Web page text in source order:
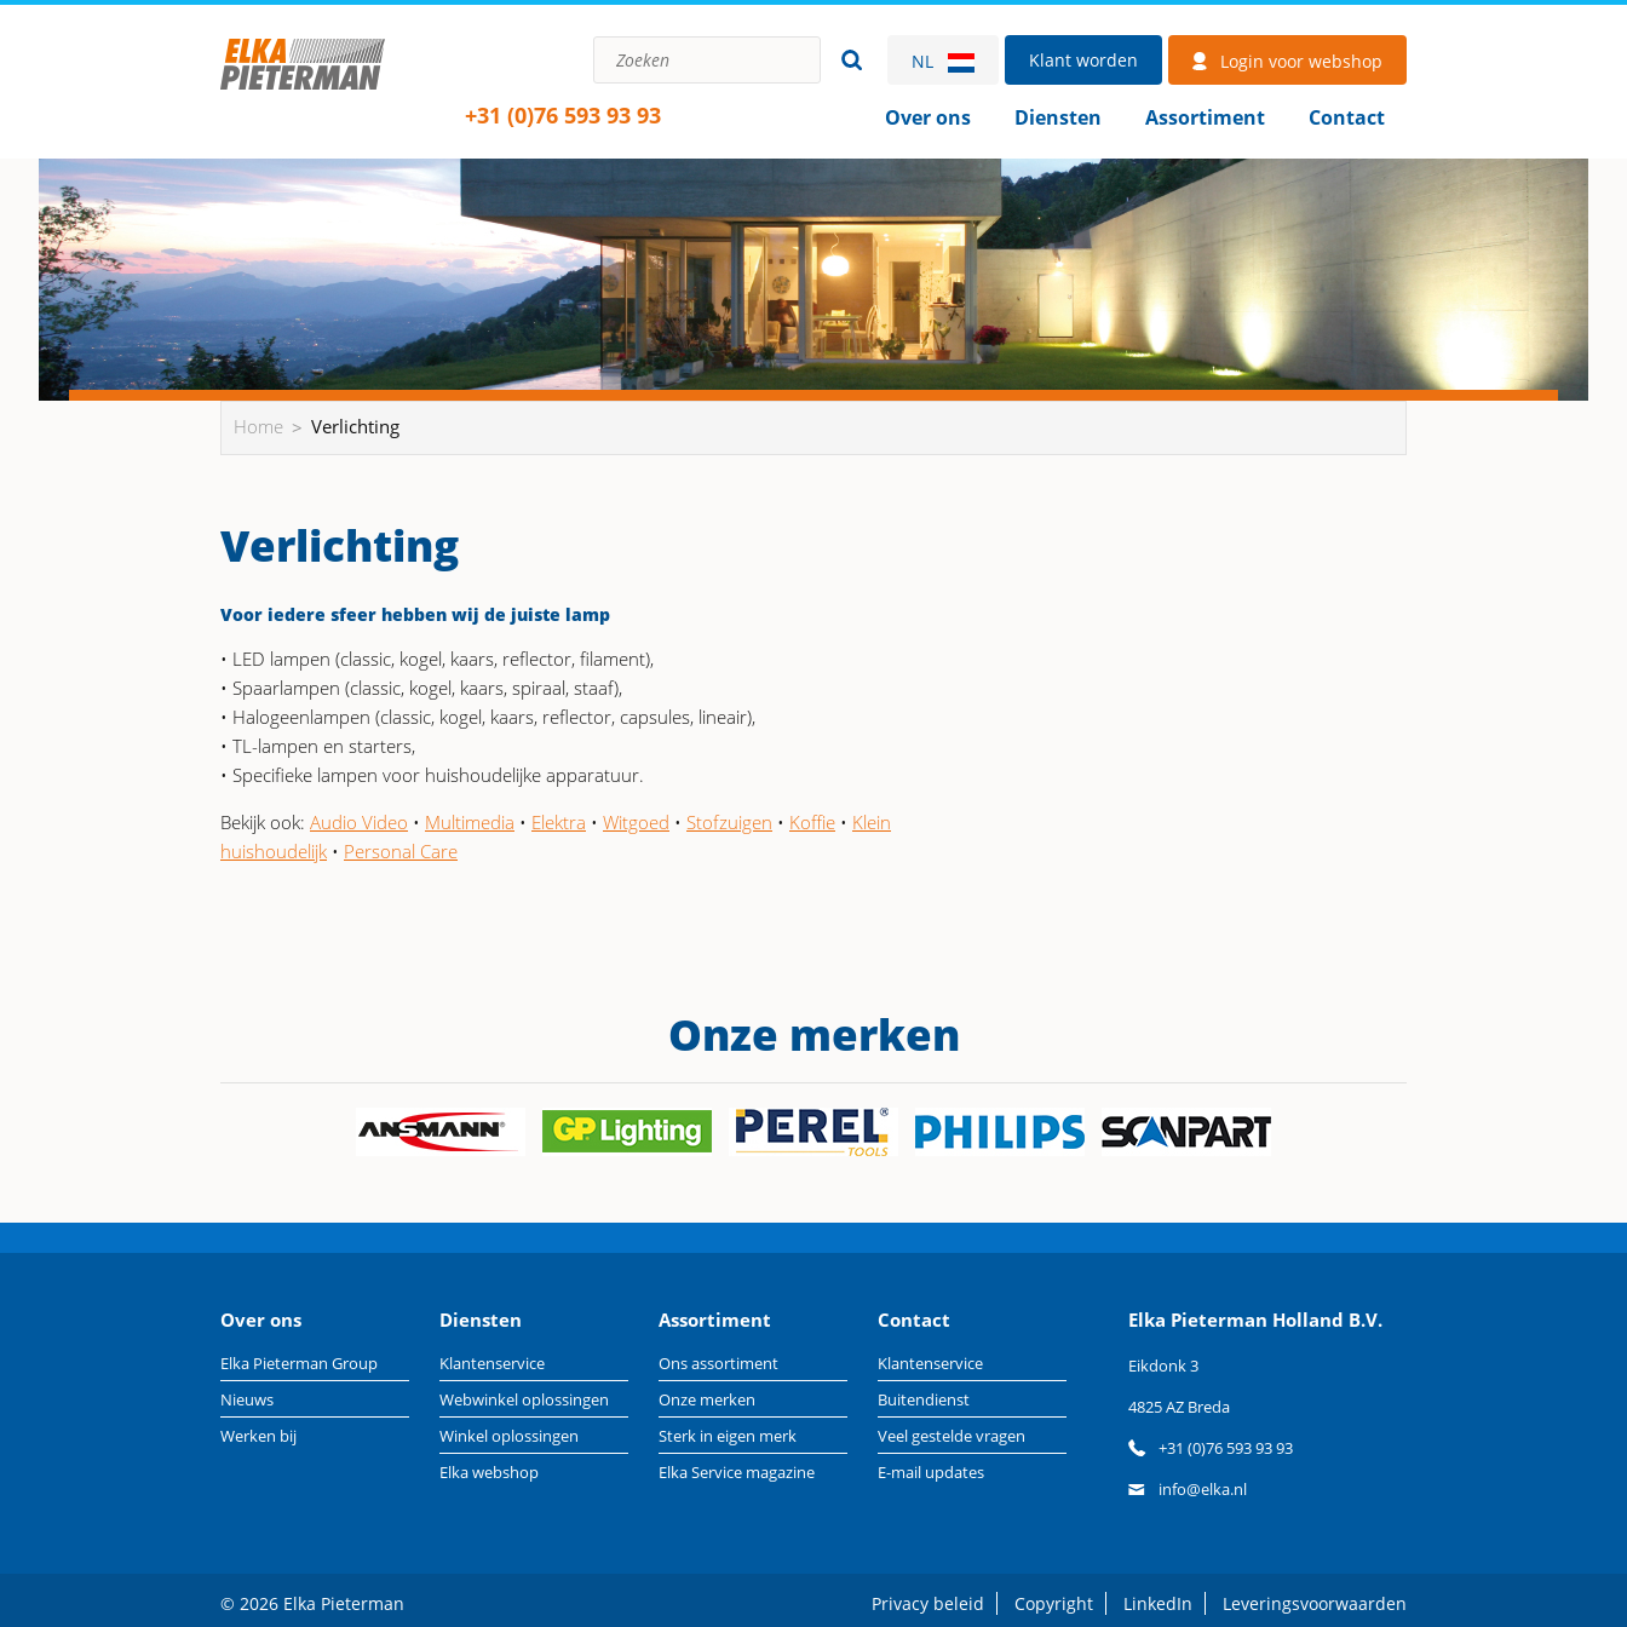
+31 (0)76 593 93 93
NL Klant worden Login voor webshop
Over ons Diensten Assortiment Contact
Home Verlichting
Verlichting
Voor iedere sfeer hebben wij de juiste lamp
• LED lampen (classic, kogel, kaars, reflector, filament),
• Spaarlampen (classic, kogel, kaars, spiraal, staaf),
• Halogeenlampen (classic, kogel, kaars, reflector, capsules, lineair),
• TL-lampen en starters,
• Specifieke lampen voor huishoudelijke apparatuur.
Bekijk ook: Audio Video • Multimedia • Elektra • Witgoed • Stofzuigen • Koffie • Klein
huishoudelijk • Personal Care
Onze merken
Over ons
Elka Pieterman Group
Nieuws
Werken bij
Diensten
Klantenservice
Webwinkel oplossingen
Winkel oplossingen
Elka webshop
Assortiment
Ons assortiment
Onze merken
Sterk in eigen merk
Elka Service magazine
Contact
Klantenservice
Buitendienst
Veel gestelde vragen
E-mail updates
Elka Pieterman Holland B.V.
Eikdonk 3
4825 AZ Breda
+31 (0)76 593 93 93
info@elka.nl
© 2026 Elka Pieterman Privacy beleid Copyright LinkedIn Leveringsvoorwaarden